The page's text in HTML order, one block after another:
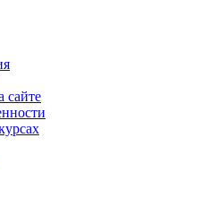
сайте